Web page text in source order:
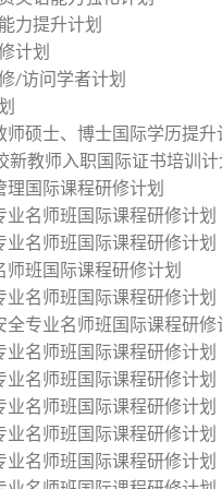
力提升计划
计划
/访问学者计划
师硕士、博士国际学历提升
新教师入职国际证书培训计
理国际课程研修计划
业名师班国际课程研修计划
业名师班国际课程研修计划
师班国际课程研修计划
业名师班国际课程研修计划
全专业名师班国际课程研修
业名师班国际课程研修计划
业名师班国际课程研修计划
业名师班国际课程研修计划
业名师班国际课程研修计划
业名师班国际课程研修计划